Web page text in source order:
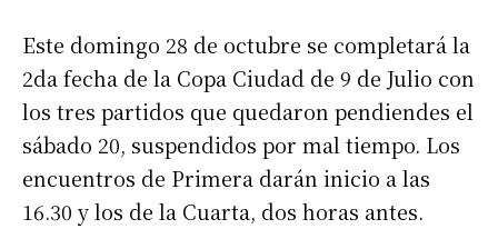
Este domingo 28 de octubre se completará la
2da fecha de la Copa Ciudad de 9 de Julio con
los tres partidos que quedaron pendiendes el
sábado 20, suspendidos por mal tiempo. Los
encuentros de Primera darán inicio a las
16.30 y los de la Cuarta, dos horas antes.